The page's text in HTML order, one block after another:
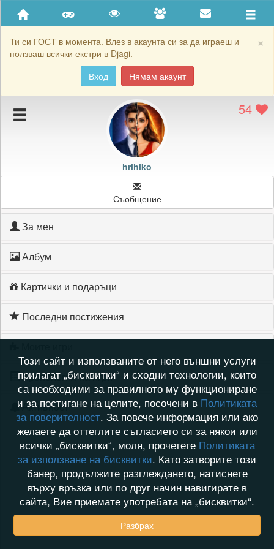
×
Ти си ГОСТ в момента. Влез в акаунта си за да играеш и
ползваш всички екстри в Djagi.
Вход
Нямам акаунт
Приятели
Хронология на игри
Подаръците на hrihiko
Картичките на hrihiko
54
hrihiko
Съобщение
За мен
Албум
Картички и подаръци
Последни постижения
Хронология на игри
Активност
Този сайт и използваните от него външни услуги
прилагат „бисквитки“ и сходни технологии, които
са необходими за правилното му функциониране
и за постигане на целите, посочени в Политиката
за поверителност. За повече информация или ако
желаете да оттеглите съгласието си за някои или
всички „бисквитки“, моля, прочетете Политиката
за използване на бисквитки. Като затворите този
банер, продължите разглеждането, натиснете
върху връзка или по друг начин навигирате в
сайта, Вие приемате употребата на „бисквитки“.
Разбрах